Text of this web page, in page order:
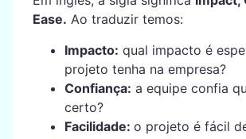
Ease. Ao traduzir temos:
Impacto: qual impacto é
projeto tenha na empresa?
Confiança: a equipe confia
certo?
Facilidade: o projeto é fácil